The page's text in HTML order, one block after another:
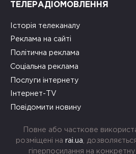
ТЕЛЕРАДІОМОВЛЕННЯ
Історія телеканалу
Реклама на сайті
Політична реклама
Соціальна реклама
Послуги інтернету
Інтернет-TV
Повідомити новину
Повне або часткове
розміщені на rai.ua ,
гіперпосилання на